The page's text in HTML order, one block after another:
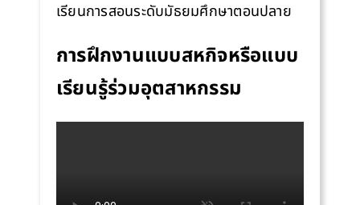
เรียนการสอนระดับมัธยมศึกษาตอนปลาย
การฝึกงานแบบสหกิจหรือแบบ
เรียนรู้ร่วมอุตสาหกรรม